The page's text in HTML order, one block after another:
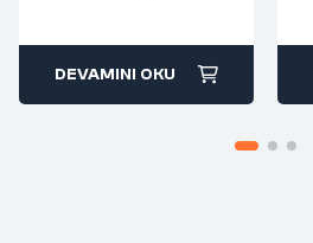
DEVAMINI OKU